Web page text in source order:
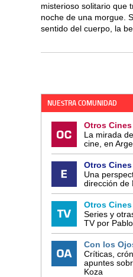
misterioso solitario que
noche de una morgue.
sentido del cuerpo, la
NUESTRA COMUNIDAD
Otros Cines
La mirada
cine, en
Otros
Una
dirección de
Otros Cines
Series y
TV por
Con los
Críticas,
apuntes
Koza